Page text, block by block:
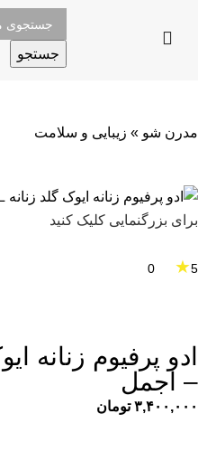
جستجو
مدرن شو » زیبایی و سلامت
برای بزرگنمایی کلیک کنید
5
★
– اجمل
۳,۴۰۰,۰۰۰ تومان